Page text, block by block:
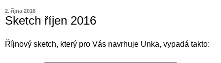
2. října 2016
Sketch říjen 2016
Říjnový sketch, který pro Vás navrhuje Unka, vypadá takto: